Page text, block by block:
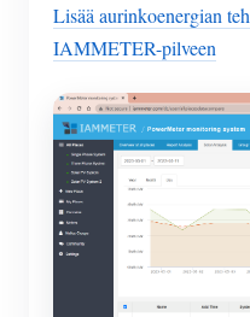
Lisää aurinkoenergian
IAMMETER-pilveen